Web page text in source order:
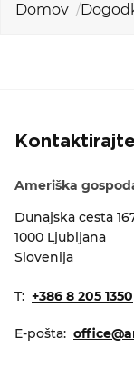
GALERIJA
Domov
Ameriška
Dunajska cesta
1000 Ljubljana
Slovenija
T: +386 8 205 1350
E-pošta: